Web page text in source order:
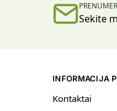
Sekite
INFORMACIJA
Kontaktai